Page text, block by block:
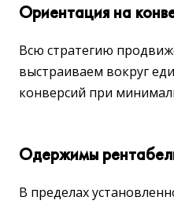
Ориентация на
Всю стратегию
выстраиваем вокруг
конверсий при
Одержимы
В пределах